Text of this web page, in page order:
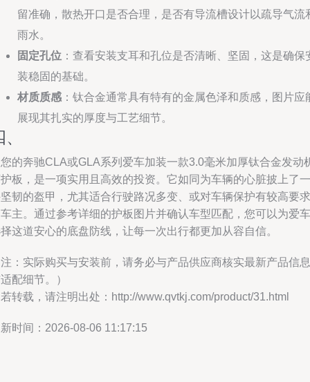
留准确，散热开口是否合理，是否有导流槽设计以疏导气流
雨水。
固定孔位 ：查看安装支耳和孔位是否清晰、坚固，这是确保
装稳固的基础。
材质质感 ：钛合金通常具有特有的金属色泽和质感，图片应
展现其扎实的厚度与工艺细节。
的奔驰CLA或GLA系列爱车加装一款3.0毫米加厚钛合金发动
板，是一项实用且高效的投资。它如同为车辆的心脏披上了一
韧的盔甲，尤其适合行驶路况多变、或对车辆保护有较高要求
主。通过参考详细的护板图片并确认车型匹配，您可以为爱车
这道安心的底盘防线，让每一次出行都更加从容自信。
：实际购买与安装前，请务必与产品供应商核实最新产品信息
配细节。）
转载，请注明出处：http://www.qvtkj.com/product/31.html
时间：2026-08-06 11:17:15